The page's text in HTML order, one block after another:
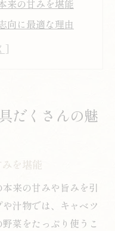
来の甘みを堪能
向に最適な理由
感と栄養のバラン
山スープの魅力
な夕食
を手軽に健康化
が人気の秘密とは
ンキング流アレン
だくさんの魅
を堪能
来の甘みや旨みを引
汁物では、キャベツ
菜をたっぷり使うこ